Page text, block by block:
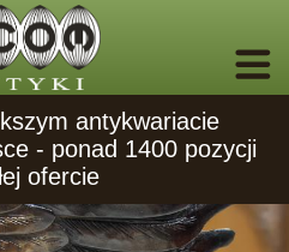
antykwariacie
- ponad 1400 pozycji
ofercie